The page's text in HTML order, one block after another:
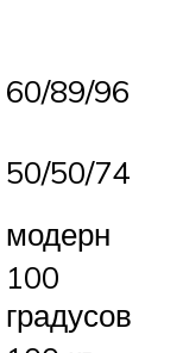
60/89/96
50/50/74
модерн
100
градусов